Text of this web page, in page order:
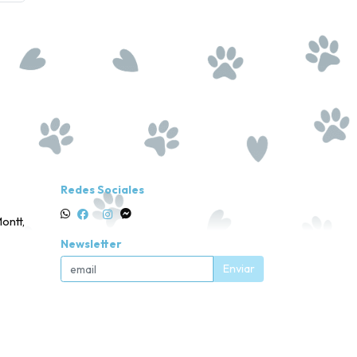
Redes Sociales
Newsletter
Enviar